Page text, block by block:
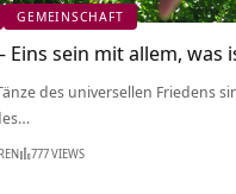
GEMEINSCHAFT
Eins sein mit allem, was
des universellen Friedens
777 VIEWS